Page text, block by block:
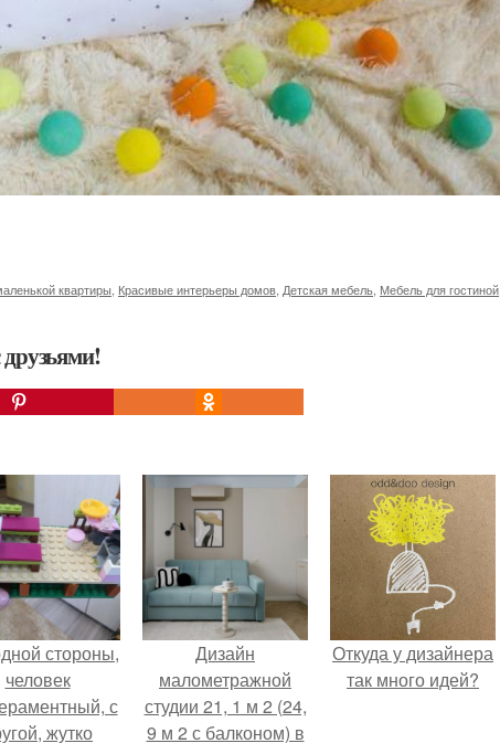
квартиры Красивые интерьеры домов Детская мебель Мебель для гостиной
стороны,
человек
с
жутко
Дизайн
малометражной
студии 21, 1 м 2 (24,
9 м 2 с балконом) в
Откуда у дизайнера
так много идей?